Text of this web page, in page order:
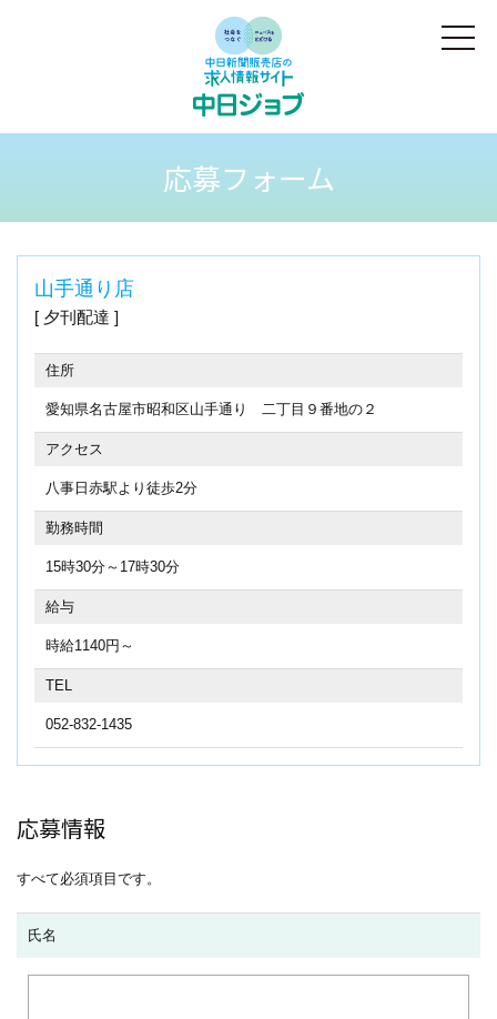
応募フォーム
山手通り店
夕刊配達
住所
愛知県名古屋市昭和区山手通り 二丁目９番地の２
アクセス
八事日赤駅より徒歩2分
勤務時間
15時30分～17時30分
給与
時給1140円～
TEL
052-832-1435
応募情報
すべて必須項目です。
氏名